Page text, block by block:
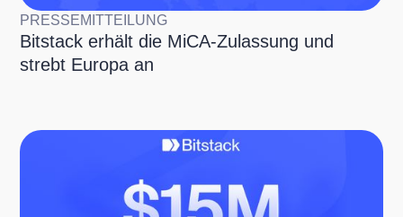
PRESSEMITTEILUNG
Bitstack erhält die MiCA-Zulassung und
strebt Europa an